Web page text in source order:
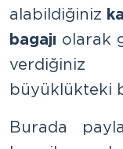
alabildiğiniz
bagajı olarak
verdiğiniz
büyüklükteki
Burada